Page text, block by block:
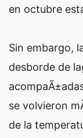
en octubre
Sin embargo,
desborde de
se volvieron
de la